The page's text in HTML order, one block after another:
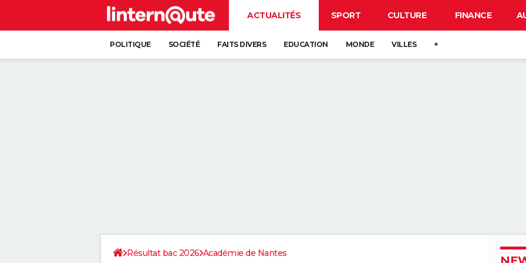
ACTUALITÉS SPORT CULTURE FINANCE
POLITIQUE SOCIÉTÉ FAITS DIVERS EDUCATION MONDE VILLES +
Résultat bac 2026 Académie de Nantes